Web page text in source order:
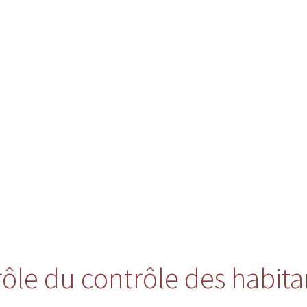
du contrôle des